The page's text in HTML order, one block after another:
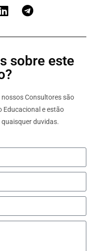
sobre este
nossos Consultores são
Educacional e estão
duvidas.